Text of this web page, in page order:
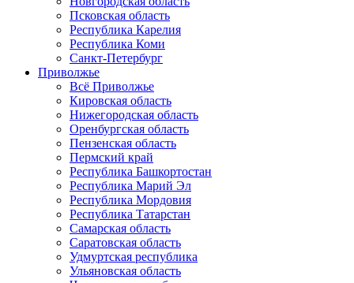
Псковская область
Республика Карелия
Республика Коми
Санкт-Петербург
Приволжье
Всё Приволжье
Кировская область
Нижегородская область
Оренбургская область
Пензенская область
Пермский край
Республика Башкортостан
Республика Марий Эл
Республика Мордовия
Республика Татарстан
Самарская область
Саратовская область
Удмуртская республика
Ульяновская область